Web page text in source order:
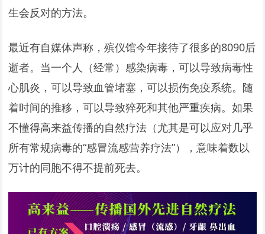
生会反对的方法。
最近有自媒体声称，殡仪馆今年接待了很多的8090后
逝者。当一个人（经常）感染病毒，可以导致病毒性
心肌炎，可以导致血管堵塞，可以损伤免疫系统。随
着时间的推移，可以导致猝死和其他严重疾病。如果
不懂得高来益传播的自然疗法（尤其是可以应对几乎
所有常规病毒的“感冒流感营养疗法”），意味着数以
万计的同胞不得不提前死去。